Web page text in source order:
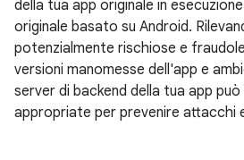
della tua app originale in
originale basato su Android.
potenzialmente rischiose e
versioni manomesse dell'app e
server di backend della tua app
appropriate per prevenire attacchi